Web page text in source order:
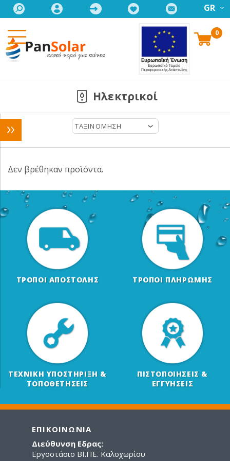
GR
0
Ηλεκτρικοί
ΤΑΞΙΝΟΜΗΣΗ
Δεν βρέθηκαν προϊόντα.
ΤΡΟΠΟΙ ΑΠΟΣΤΟΛΗΣ ΤΡΟΠΟΙ ΠΛΗΡΩΜΗΣ
ΤΕΧΝΙΚΗ ΥΠΟΣΤΗΡΙΞΗ &
ΤΟΠΟΘΕΤΗΣΕΙΣ
ΠΙΣΤΟΠΟΙΗΣΕΙΣ &
ΕΓΓΥΗΣΕΙΣ
ΕΠΙΚΟΙΝΩΝΙΑ
Διεύθυνση Εδρας:
Εργοστάσιο ΒΙ.ΠΕ. Καλοχωρίου